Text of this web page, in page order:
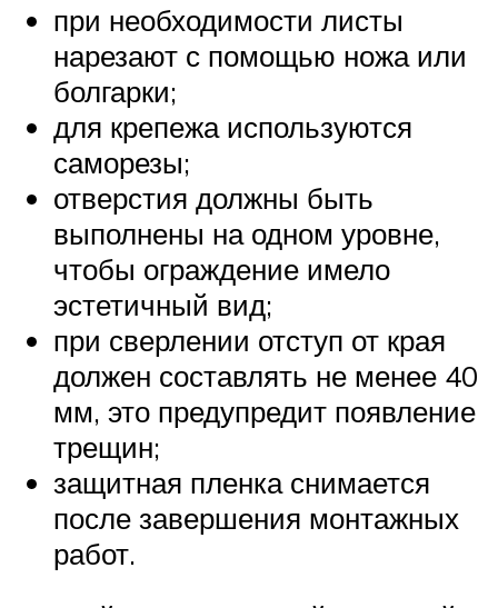
при необходимости листы
нарезают с помощью ножа или
болгарки;
для крепежа используются
саморезы;
отверстия должны быть
выполнены на одном уровне,
чтобы ограждение имело
эстетичный вид;
при сверлении отступ от края
должен составлять не менее 40
мм, это предупредит появление
трещин;
защитная пленка снимается
после завершения монтажных
работ.